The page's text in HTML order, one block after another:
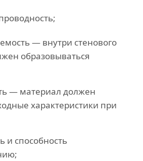
— внутри стенового
образовываться
— материал должен
характеристики при
и способность